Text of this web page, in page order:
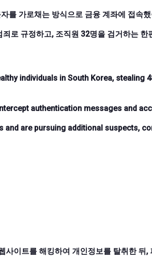
를 가로채는 방식으로 금융 계좌에 접속
로 규정하고, 조직원 32명을 검거하는
individuals in South Korea, stealing
authentication messages and
and are pursuing additional suspects,
사이트를 해킹하여 개인정보를 탈취한 뒤